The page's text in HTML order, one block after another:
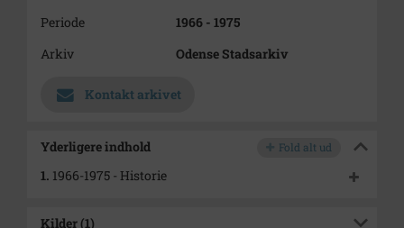
Periode
1966 - 1975
Arkiv
Odense Stadsarkiv
Kontakt arkivet
Yderligere indhold Fold alt ud
1. 1966-1975 - Historie
Kilder (1)